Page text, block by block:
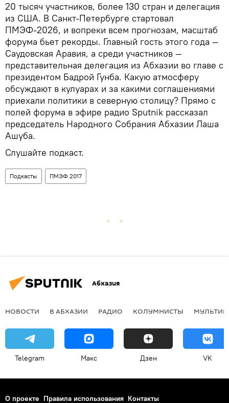
20 тысяч участников, более 130 стран и делегация
из США. В Санкт-Петербурге стартовал
ПМЭФ-2026, и вопреки всем прогнозам, масштаб
форума бьет рекорды. Главный гость этого года —
Саудовская Аравия, а среди участников —
представительная делегация из Абхазии во главе с
президентом Бадрой Гунба. Какую атмосферу
обсуждают в кулуарах и за какими соглашениями
приехали политики в северную столицу? Прямо с
полей форума в эфире радио Sputnik рассказал
председатель Народного Собрания Абхазии Лаша
Ашуба.
Слушайте подкаст.
Подкасты ПМЭФ 2017
Абхазия
НОВОСТИ В АБХАЗИИ РАДИО КОЛУМНИСТЫ
Telegram Макс Дзен VK
О проекте Правила использования Контакты